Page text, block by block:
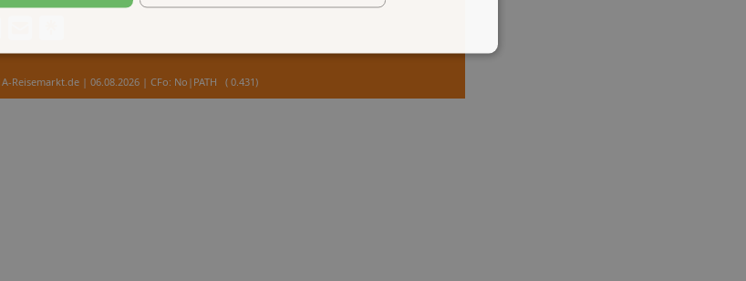
Reisemarkt.de | 06.08.2026 | CFo: No|PATH ( 0.431)